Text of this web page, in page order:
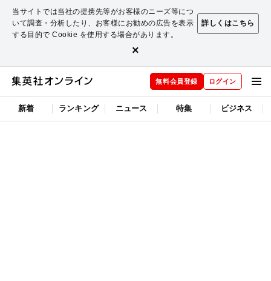
当サイトでは当社の提携先等がお客様のニーズ等につ
いて調査・分析したり、お客様にお勧めの広告を表示
する目的で Cookie を使用する場合があります。
詳しくはこちら
×
無料会員登録 ログイン
新着 ランキング ニュース 特集 ビジネス